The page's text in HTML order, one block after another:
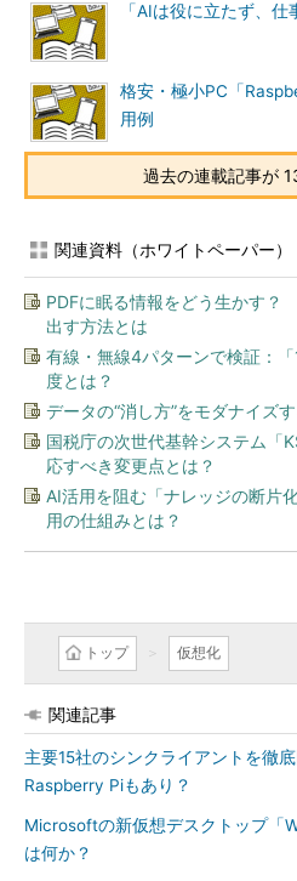
「AIは役に立たず、
格安・極小PC「
用例
過去の連載記事が
関連資料（ホワイトペーパー）
PDFに眠る情報をどう生かす？
出す方法とは
有線・無線4パターンで検証：
度とは？
データの“消し方”をモダナイズ
国税庁の次世代基幹システム「
応すべき変更点とは？
AI活用を阻む「ナレッジの断片
用の仕組みとは？
トップ 仮想化
関連記事
主要15社のシンクライアントを徹
Raspberry Piもあり？
Microsoftの新仮想デスクトップ「
は何か？